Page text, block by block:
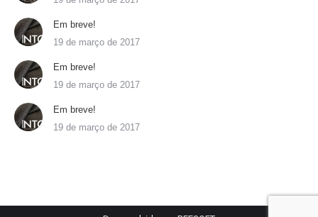
Em breve!
19 de março de 2017
Em breve!
19 de março de 2017
Em breve!
19 de março de 2017